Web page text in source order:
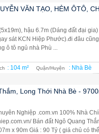
VĂN TẠO, HẺM ÔTÔ,
hậu 6.7m (Dáng đất đại
sát KCN Hiệp Phước).đi đâu
ô tô ngủ nhà Phù ...
: 104 m² Quận/Huyện : Nhà Bè
Long Thới Nhà Bè -
Nghiệp .com.vn 100% Nhà
Bán đất Ngô Quang
x 90m Giá : 90 Tỷ ( giá chủ có